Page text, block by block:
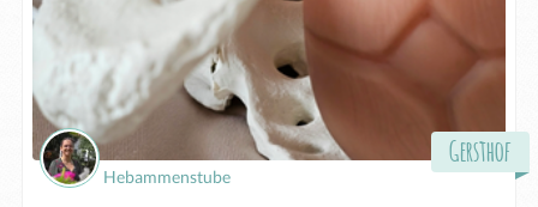
Gersthof
Hebammenstube